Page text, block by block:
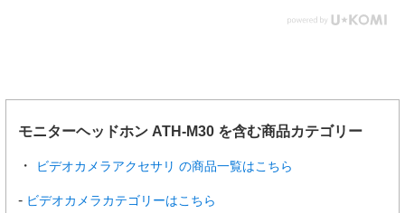
モニターヘッドホン ATH-M30 を含む商品カテゴリー
ビデオカメラアクセサリ の商品一覧はこちら
ビデオカメラカテゴリーはこちら